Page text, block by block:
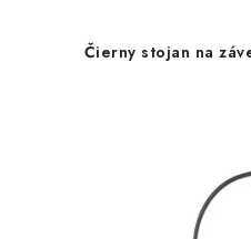
Čierny stojan na